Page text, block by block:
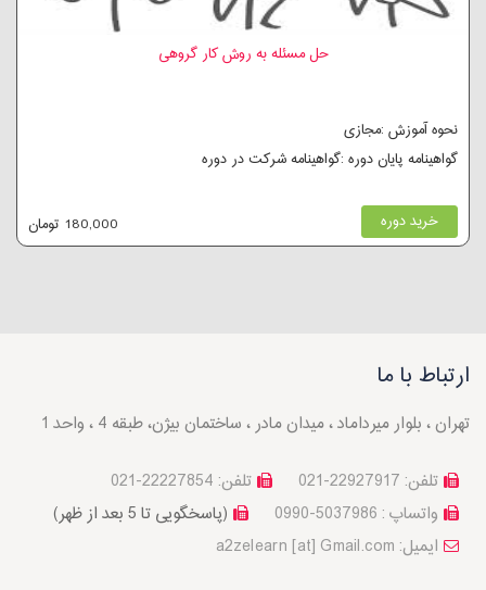
حل مسئله به روش کار گروهی
نحوه آموزش :مجازی
گواهینامه پایان دوره :گواهینامه شرکت در دوره
خرید دوره 180,000 تومان
ارتباط با ما
تهران ، بلوار میرداماد ، میدان مادر ، ساختمان بیژن، طبقه 4 ، واحد 1
تلفن: 22227854-021
تلفن: 22927917-021
(پاسخگویی تا 5 بعد از ظهر)
واتساپ : 5037986-0990
a2zelearn [at] Gmail.com :ایمیل